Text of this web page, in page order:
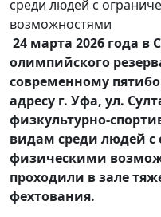
24 марта 2026 года
олимпийского
современному
адресу г. Уфа, ул.
физкультурно-
видам среди людей
физическими
проходили в зале
фехтования.